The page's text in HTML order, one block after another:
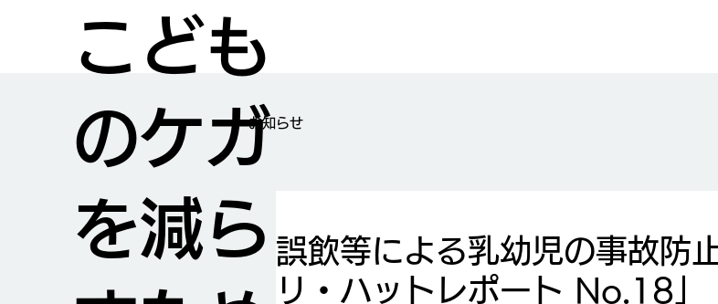
こども
のケガ
を減ら 誤飲等による乳幼児の事故防
リ・ハットレポート No.18」
​お知らせ